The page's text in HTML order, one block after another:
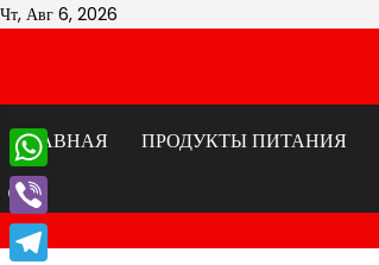
Перейти
Чт, Авг 6, 2026
ГЛАВНАЯ
ПРОДУКТЫ ПИТАНИЯ
WhatsApp
Viber